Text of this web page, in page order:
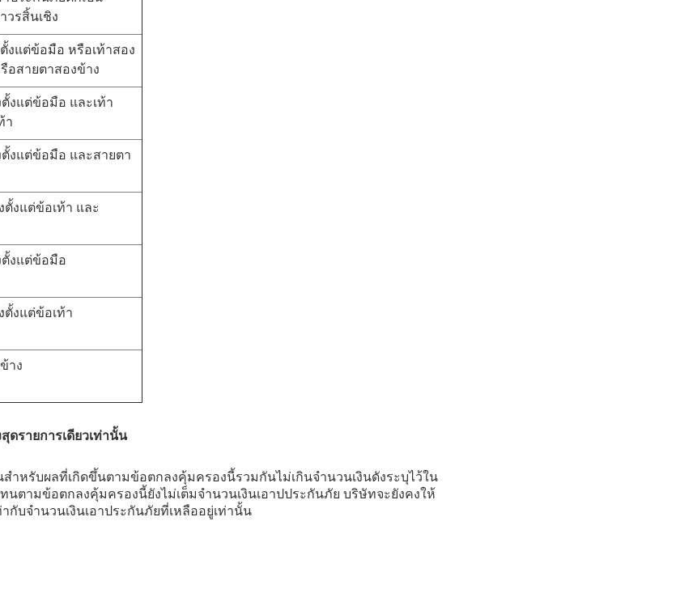
รสิ้นเชิง
งแต่ข้อมือ หรือเท้าสอง
อสายตาสองข้าง
งแต่ข้อมือ และเท้า
า
งแต่ข้อมือ และสายตา
งแต่ข้อเท้า และ
งแต่ข้อมือ
ตั้งแต่ข้อเท้า
าง
รายการเดียวเท่านั้น
ำหรับผลที่เกิดขึ้นตามข้อตกลงคุ้มครองนี้รวมกันไม่เกินจำนวนเงินดังระบุไว้ใน
ตามข้อตกลงคุ้มครองนี้ยังไม่เต็มจำนวนเงินเอาปประกันภัย บริษัทจะยังคงให้
กับจำนวนเงินเอาประกันภัยที่เหลืออยู่เท่านั้น